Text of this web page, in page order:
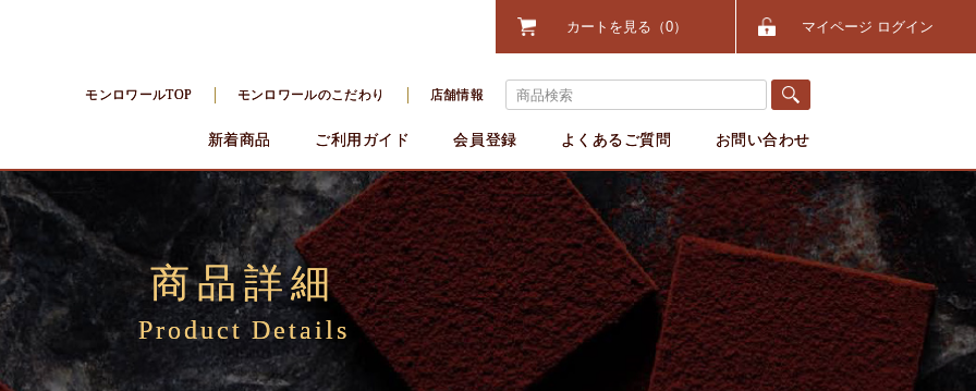
カートを見る 0 マイページ ログイン
モンロワールTOP モンロワールのこだわり 店舗情報
新着商品 ご利用ガイド 会員登録 よくあるご質問 お問い合わせ
商品詳細
Product Details